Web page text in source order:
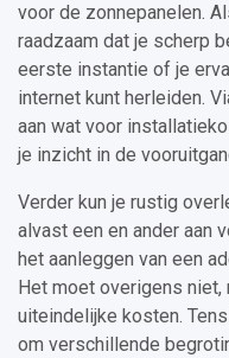
voor de zonnepanelen.
raadzaam dat je scherp
eerste instantie of je
internet kunt herleiden.
aan wat voor
je inzicht in de
Verder kun je rustig
alvast een en ander aan
het aanleggen van een
Het moet overigens
uiteindelijke kosten.
om verschillende